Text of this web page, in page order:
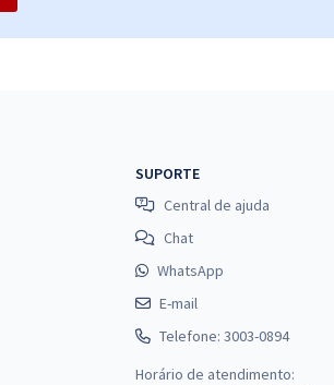
SUPORTE
Central de ajuda
Chat
WhatsApp
E-mail
Telefone: 3003-0894
Horário de atendimento: